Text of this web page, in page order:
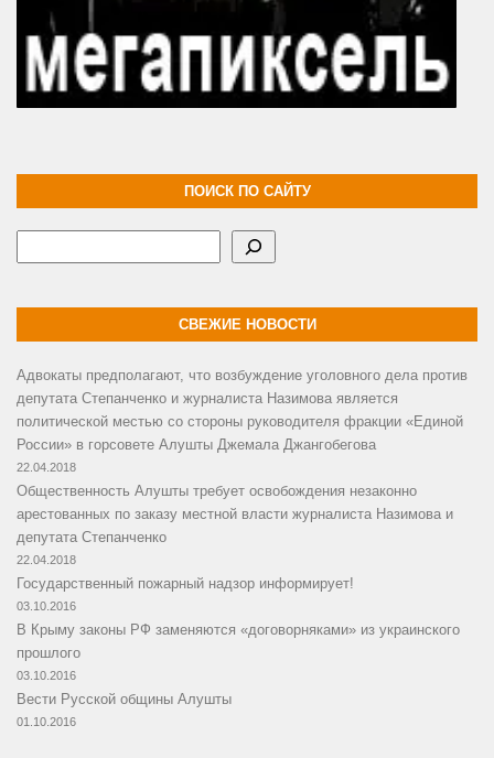
ПОИСК ПО САЙТУ
СВЕЖИЕ НОВОСТИ
Адвокаты предполагают, что возбуждение уголовного дела против
депутата Степанченко и журналиста Назимова является
политической местью со стороны руководителя фракции «Единой
России» в горсовете Алушты Джемала Джангобегова
22.04.2018
Общественность Алушты требует освобождения незаконно
арестованных по заказу местной власти журналиста Назимова и
депутата Степанченко
22.04.2018
Государственный пожарный надзор информирует!
03.10.2016
В Крыму законы РФ заменяются «договорняками» из украинского
прошлого
03.10.2016
Вести Русской общины Алушты
01.10.2016